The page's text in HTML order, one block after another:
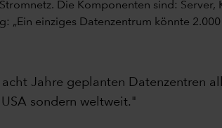
Jahre geplanten Datenzentren
sondern weltweit."